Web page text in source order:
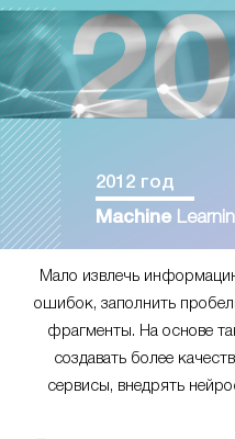
2012 год
Machine
Мало извлечь
ошибок, заполнить
фрагменты. На основе
создавать более
сервисы, внедрять